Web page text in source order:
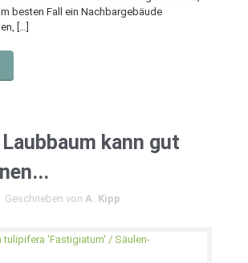
besten Fall ein Nachbargebäude
[…]
kann gut
Geschrieben von A. Kipp